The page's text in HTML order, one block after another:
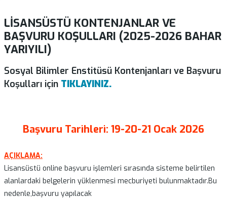
LISANSÜSTÜ KONTENJANLAR VE
BAŞVURU KOŞULLARI (2025-2026 BAHAR
YARIYILI)
Sosyal Bilimler Enstitüsü Kontenjanları ve Başvuru
Koşulları için TIKLAYINIZ.
Başvuru Tarihleri: 19-20-21 Ocak 2026
AÇIKLAMA:
Lisansüstü online başvuru işlemleri sırasında sisteme belirtilen
alanlardaki belgelerin yüklenmesi mecburiyeti bulunmaktadır.Bu
nedenle,başvuru yapılacak